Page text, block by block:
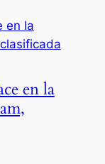
en la